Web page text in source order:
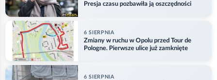
Presja czasu pozbawiła ją oszczędności
6 SIERPNIA
Zmiany w ruchu w Opolu przed Tour de
Pologne. Pierwsze ulice już zamknięte
6 SIERPNIA